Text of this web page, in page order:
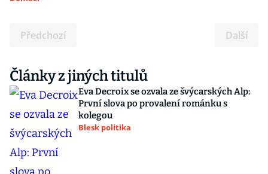
Předchozí Další
Články z jiných titulů
Eva Decroix se ozvala ze švýcarských Alp:
První slova po provalení románku s
kolegou
Blesk politika